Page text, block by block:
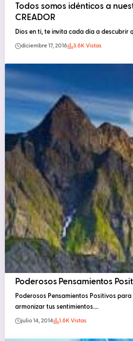
Todos somos idénticos a
CREADOR
Dios en ti, te invita cada día a descubrir
diciembre 17, 2016 3.6K Vistas
Poderosos Pensamientos
Poderosos Pensamientos Positivos
armonizar tus sentimientos.…
julio 14, 2014 1.6K Vistas